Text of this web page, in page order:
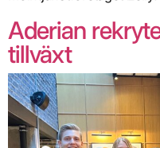
Aderian
tillväxt